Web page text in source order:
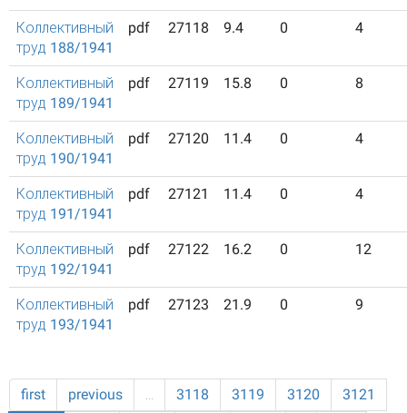
Коллективный
труд 188/1941
pdf 27118 9.4 0 4
Коллективный
труд 189/1941
pdf 27119 15.8 0 8
Коллективный
труд 190/1941
pdf 27120 11.4 0 4
Коллективный
труд 191/1941
pdf 27121 11.4 0 4
Коллективный
труд 192/1941
pdf 27122 16.2 0 12
Коллективный
труд 193/1941
pdf 27123 21.9 0 9
first previous … 3118 3119 3120 3121